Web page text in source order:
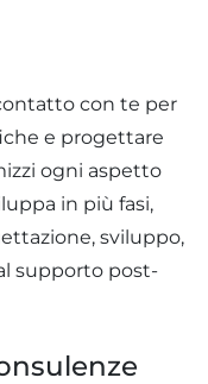
con te per
e progettare
ogni aspetto
in più fasi,
sviluppo,
supporto post-